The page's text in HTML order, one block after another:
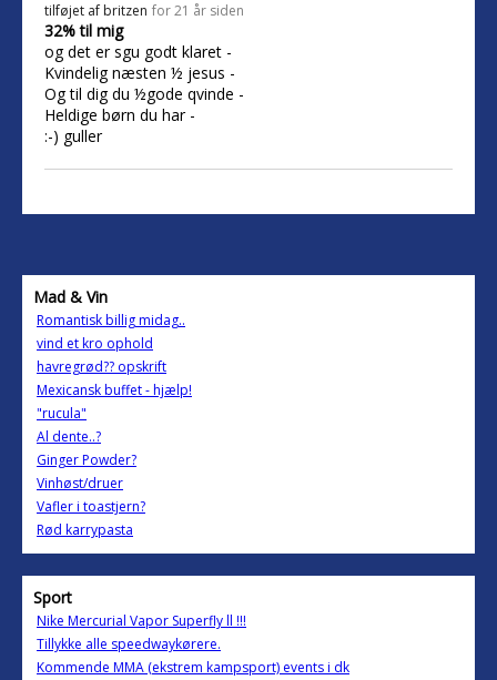
tilføjet af britzen for 21 år siden
32% til mig
og det er sgu godt klaret -
Kvindelig næsten ½ jesus -
Og til dig du ½gode qvinde -
Heldige børn du har -
:-) guller
Mad & Vin
Romantisk billig midag..
vind et kro ophold
havregrød?? opskrift
Mexicansk buffet - hjælp!
"rucula"
Al dente..?
Ginger Powder?
Vinhøst/druer
Vafler i toastjern?
Rød karrypasta
Sport
Nike Mercurial Vapor Superfly ll !!!
Tillykke alle speedwaykørere.
Kommende MMA (ekstrem kampsport) events i dk